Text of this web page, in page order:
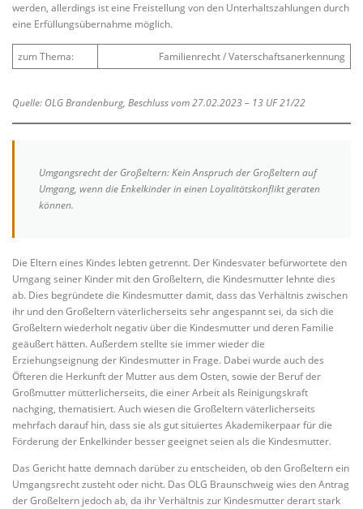
werden, allerdings ist eine Freistellung von den Unterhaltszahlungen durch
eine Erfüllungsübernahme möglich.
zum Thema: Familienrecht / Vaterschaftsanerkennung
Quelle: OLG Brandenburg, Beschluss vom 27.02.2023 – 13 UF 21/22
Umgangsrecht der Großeltern: Kein Anspruch der Großeltern auf
Umgang, wenn die Enkelkinder in einen Loyalitätskonflikt geraten
können.
Die Eltern eines Kindes lebten getrennt. Der Kindesvater befürwortete den
Umgang seiner Kinder mit den Großeltern, die Kindesmutter lehnte dies
ab. Dies begründete die Kindesmutter damit, dass das Verhältnis zwischen
ihr und den Großeltern väterlicherseits sehr angespannt sei, da sich die
Großeltern wiederholt negativ über die Kindesmutter und deren Familie
geäußert hätten. Außerdem stellte sie immer wieder die
Erziehungseignung der Kindesmutter in Frage. Dabei wurde auch des
Öfteren die Herkunft der Mutter aus dem Osten, sowie der Beruf der
Großmutter mütterlicherseits, die einer Arbeit als Reinigungskraft
nachging, thematisiert. Auch wiesen die Großeltern väterlicherseits
mehrfach darauf hin, dass sie als gut situiertes Akademikerpaar für die
Förderung der Enkelkinder besser geeignet seien als die Kindesmutter.
Das Gericht hatte demnach darüber zu entscheiden, ob den Großeltern ein
Umgangsrecht zusteht oder nicht. Das OLG Braunschweig wies den Antrag
der Großeltern jedoch ab, da ihr Verhältnis zur Kindesmutter derart stark